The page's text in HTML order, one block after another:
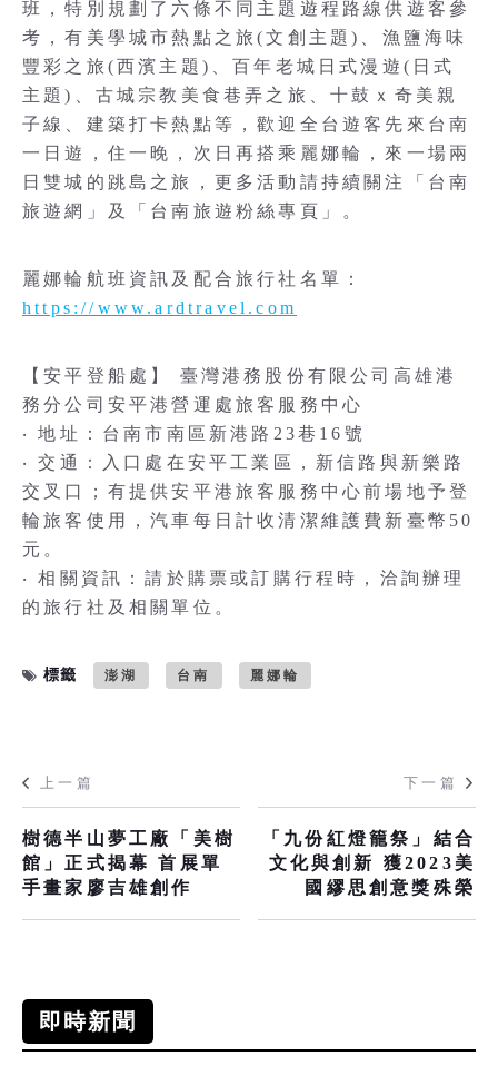
班，特別規劃了六條不同主題遊程路線供遊客參
考，有美學城市熱點之旅(文創主題)、漁鹽海味
豐彩之旅(西濱主題)、百年老城日式漫遊(日式
主題)、古城宗教美食巷弄之旅、十鼓ｘ奇美親
子線、建築打卡熱點等，歡迎全台遊客先來台南
一日遊，住一晚，次日再搭乘麗娜輪，來一場兩
日雙城的跳島之旅，更多活動請持續關注「台南
旅遊網」及「台南旅遊粉絲專頁」。
麗娜輪航班資訊及配合旅行社名單：
https://www.ardtravel.com
【安平登船處】 臺灣港務股份有限公司高雄港
務分公司安平港營運處旅客服務中心
‧ 地址：台南市南區新港路23巷16號
‧ 交通：入口處在安平工業區，新信路與新樂路
交叉口；有提供安平港旅客服務中心前場地予登
輪旅客使用，汽車每日計收清潔維護費新臺幣50
元。
‧ 相關資訊：請於購票或訂購行程時，洽詢辦理
的旅行社及相關單位。
標籤 澎湖 台南 麗娜輪
上一篇
樹德半山夢工廠「美樹
館」正式揭幕 首展單
手畫家廖吉雄創作
下一篇
「九份紅燈籠祭」結合
文化與創新 獲2023美
國繆思創意獎殊榮
即時新聞